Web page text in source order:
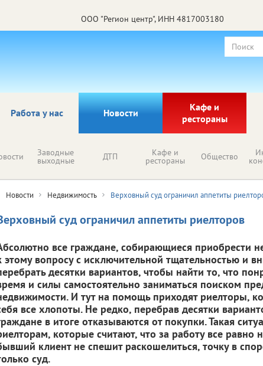
ООО "Регион центр", ИНН 4817003180
Работа у нас Новости
Кафе и
рестораны
Заводные
выходные ДТП Кафе и
рестораны Общество
Новости Недвижимость Верховный суд ограничил аппетиты
суд ограничил аппетиты риелторов
все граждане, собирающиеся приобрести
этому вопросу с исключительной тщательностью и
десятки вариантов, чтобы найти то, что
и силы самостоятельно заниматься поиском
И тут на помощь приходят риелторы,
все хлопоты. Не редко, перебрав десятки
в итоге отказываются от покупки. Такая
которые считают, что за работу все равно
клиент не спешит раскошелиться, точку в
суд.